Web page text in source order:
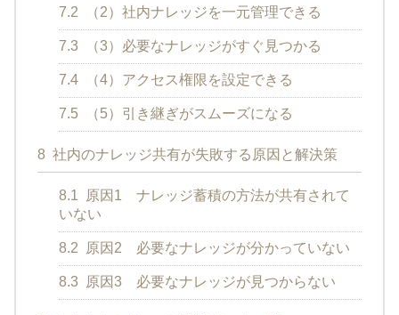
7.2 （2）社内ナレッジを一元管理できる
7.3 （3）必要なナレッジがすぐ見つかる
7.4 （4）アクセス権限を設定できる
7.5 （5）引き継ぎがスムーズになる
8 社内のナレッジ共有が失敗する原因と解決策
8.1
原因1 ナレッジ蓄積の方法が共有されて
いない
8.2 原因2 必要なナレッジが分かっていない
8.3 原因3 必要なナレッジが見つからない